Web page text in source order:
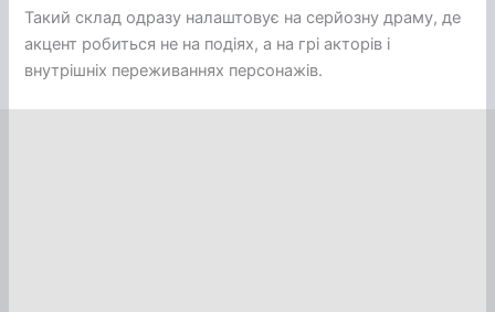
Такий склад одразу налаштовує на серйозну драму, де
акцент робиться не на подіях, а на грі акторів і
внутрішніх переживаннях персонажів.